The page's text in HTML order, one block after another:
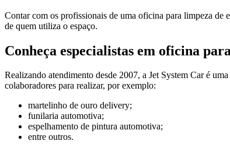
Contar com os profissionais de uma oficina para limpeza de
de quem utiliza o espaço.
Conheça especialistas em oficina
Realizando atendimento desde 2007, a Jet System Car é
colaboradores para realizar, por exemplo:
martelinho de ouro delivery;
funilaria automotiva;
espelhamento de pintura automotiva;
entre outros.